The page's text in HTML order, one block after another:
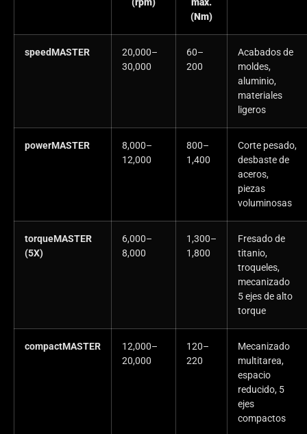
(Nm)
speedMASTER
20,000–
30,000
60–
200
Acabados de
moldes,
aluminio,
materiales
ligeros
powerMASTER
8,000–
12,000
800–
1,400
Corte pesado,
desbaste de
aceros,
piezas
voluminosas
torqueMASTER
(5X)
6,000–
8,000
1,300–
1,800
Fresado de
titanio,
troqueles,
mecanizado
5 ejes de alto
torque
compactMASTER
12,000–
20,000
120–
220
Mecanizado
multitarea,
espacio
reducido, 5
ejes
compactos